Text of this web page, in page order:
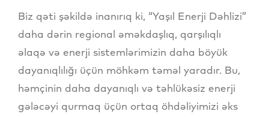
Biz qəti şəkildə inanırıq ki, “Yaşıl Enerji Dəhlizi”
daha dərin regional əməkdaşlıq, qarşılıqlı
əlaqə və enerji sistemlərimizin daha böyük
dayanıqlılığı üçün möhkəm təməl yaradır. Bu,
həmçinin daha dayanıqlı və təhlükəsiz enerji
gələcəyi qurmaq üçün ortaq öhdəliyimizi əks